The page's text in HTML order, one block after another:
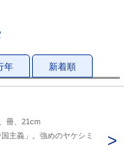
年 新着順
冊、21cm
主義」。強めのヤケシミ